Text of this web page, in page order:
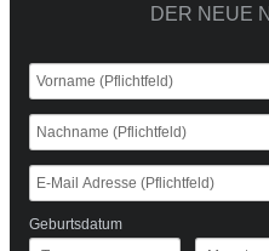
DER NEUE
Geburtsdatum